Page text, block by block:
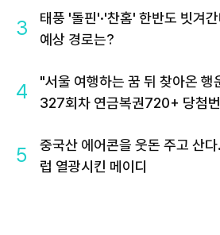
3
태풍 '돌핀'·'찬홈' 한반도 빗겨
예상 경로는?
4
"서울 여행하는 꿈 뒤 찾아온 행
327회차 연금복권720+ 당첨
5
중국산 에어콘을 웃돈 주고 산
럽 열광시킨 메이디